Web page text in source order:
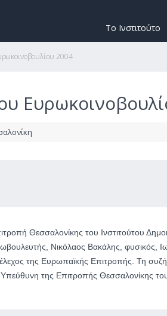
Το Ινστιτούτο
2004
Θεσσαλονίκης του Ινστιτούτου
Νικόλαος Βακάλης, φυσικός,
της Ευρωπαϊκής Επιτροπής. Τη
της Επιτροπής Θεσσαλονίκης του